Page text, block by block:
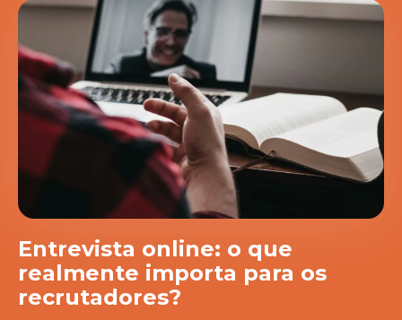
Entrevista online: o que
realmente importa para os
recrutadores?